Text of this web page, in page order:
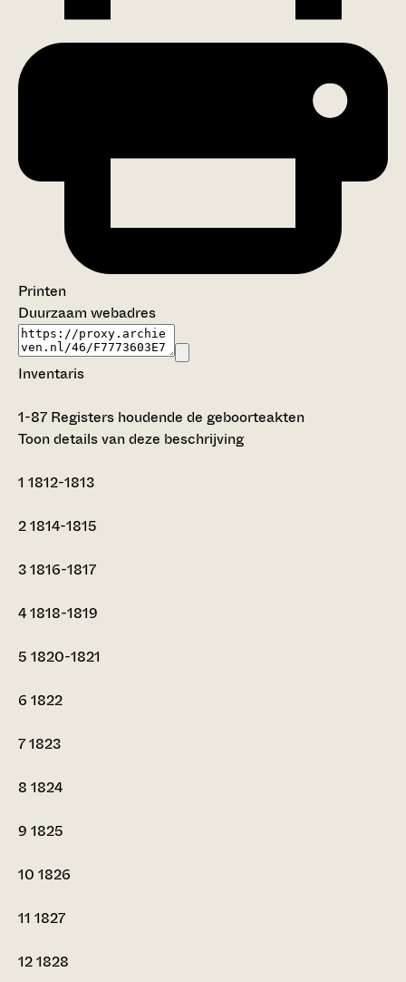
Printen
Duurzaam webadres
Inventaris
1-87 Registers houdende de geboorteakten
Toon details van deze beschrijving
1 1812-1813
21814-1815
31816-1817
41818-1819
5 1820-1821
6 1822
71823
8 1824
9 1825
10 1826
11 1827
121828